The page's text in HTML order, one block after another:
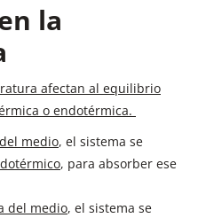
ha producido en el
la presión
el equilibrio?
desplazará para hacerlo?
haya. A la izquierda
se desplazará hacia la
la
afectan al equilibrio
o endotérmica.
medio, el sistema se
, para absorber ese
del medio, el sistema se